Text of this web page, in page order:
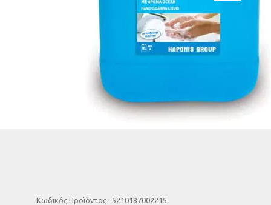
Κωδικός Προϊόντος : 5210187002215